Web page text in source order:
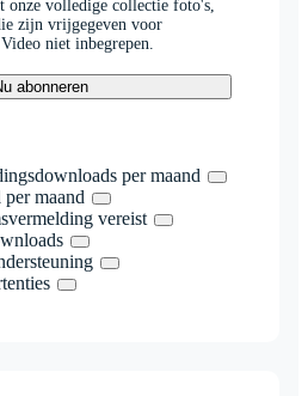
onze volledige collectie foto's,
zijn vrijgegeven voor
niet inbegrepen.
abonneren
per maand
maand
vereist